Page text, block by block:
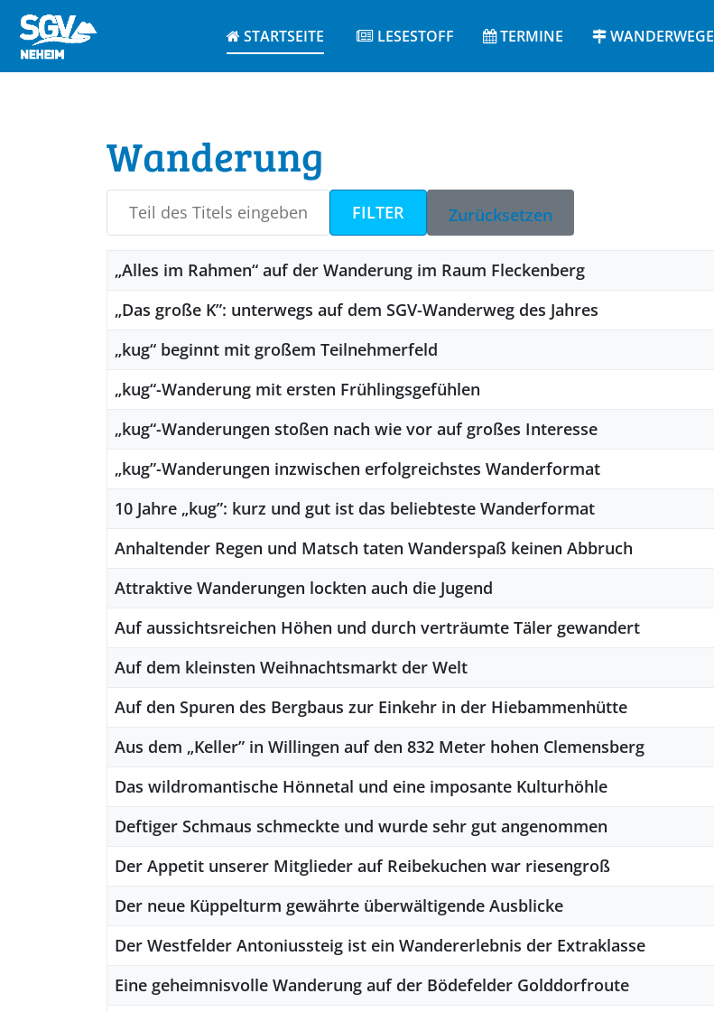
STARTSEITE LESESTOFF TERMINE WANDERWEGE
Wanderung
Teil des Titels eingeben
FILTER Zurücksetzen
Titel
„Alles im Rahmen“ auf der Wanderung im Raum Fleckenberg
„Das große K”: unterwegs auf dem SGV-Wanderweg des Jahres
„kug“ beginnt mit großem Teilnehmerfeld
„kug“-Wanderung mit ersten Frühlingsgefühlen
„kug“-Wanderungen stoßen nach wie vor auf großes Interesse
„kug”-Wanderungen inzwischen erfolgreichstes Wanderformat
10 Jahre „kug”: kurz und gut ist das beliebteste Wanderformat
Anhaltender Regen und Matsch taten Wanderspaß keinen Abbruch
Attraktive Wanderungen lockten auch die Jugend
Auf aussichtsreichen Höhen und durch verträumte Täler gewandert
Auf dem kleinsten Weihnachtsmarkt der Welt
Auf den Spuren des Bergbaus zur Einkehr in der Hiebammenhütte
Aus dem „Keller” in Willingen auf den 832 Meter hohen Clemensberg
Das wildromantische Hönnetal und eine imposante Kulturhöhle
Deftiger Schmaus schmeckte und wurde sehr gut angenommen
Der Appetit unserer Mitglieder auf Reibekuchen war riesengroß
Der neue Küppelturm gewährte überwältigende Ausblicke
Der Westfelder Antoniussteig ist ein Wandererlebnis der Extraklasse
Eine geheimnisvolle Wanderung auf der Bödefelder Golddorfroute